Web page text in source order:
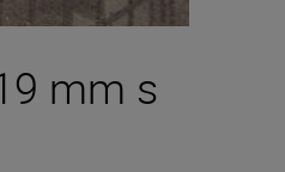
mm s